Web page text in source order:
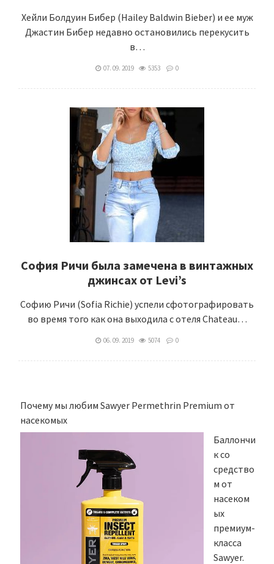
Хейли Болдуин Бибер (Hailey Baldwin Bieber) и ее муж
Джастин Бибер недавно остановились перекусить
в…
07. 09. 2019 5353 0
София Ричи была замечена в винтажных
джинсах от Levi’s
Софию Ричи (Sofia Richie) успели сфотографировать
во время того как она выходила с отеля Chateau…
06. 09. 2019 5074 0
Почему мы любим Sawyer Permethrin Premium от
насекомых
Баллончи
к со
средство
м от
насеком
ых
премиум-
класса
Sawyer.